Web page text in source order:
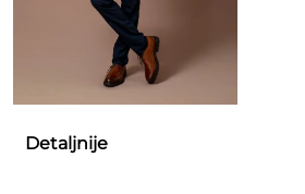
Detaljnije